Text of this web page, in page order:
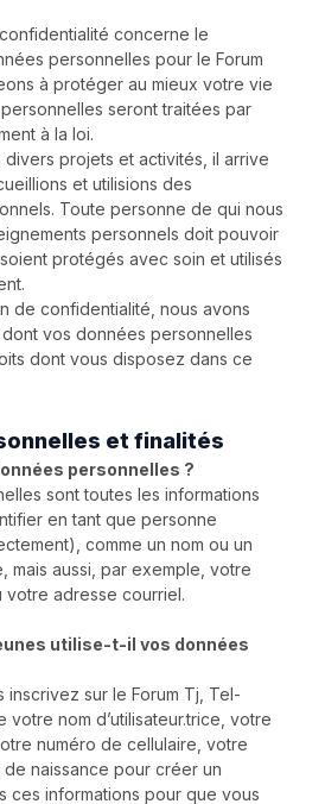
concerne le
personnelles pour le Forum
à protéger au mieux votre vie
seront traitées par
à la loi.
projets et activités, il arrive
et utilisions des
Toute personne de qui nous
personnels doit pouvoir
soient protégés avec soin et utilisés
de confidentialité, nous avons
vos données personnelles
dont vous disposez dans ce
et finalités
personnelles ?
sont toutes les informations
en tant que personne
comme un nom ou un
mais aussi, par exemple, votre
votre adresse courriel.
utilise-t-il vos données
inscrivez sur le Forum Tj, Tel-
votre nom d’utilisateur.trice, votre
numéro de cellulaire, votre
naissance pour créer un
ces informations pour que vous